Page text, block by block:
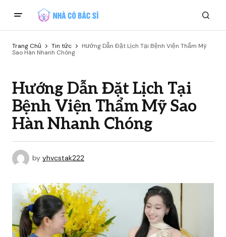
Trang Chủ Tin tức
Hướng Dẫn Đặt Lịch Tại Bệnh Viện Thẩm Mỹ
Sao Hàn Nhanh Chóng
Hướng Dẫn Đặt Lịch Tại
Bệnh Viện Thẩm Mỹ Sao
Hàn Nhanh Chóng
by yhvcstak222